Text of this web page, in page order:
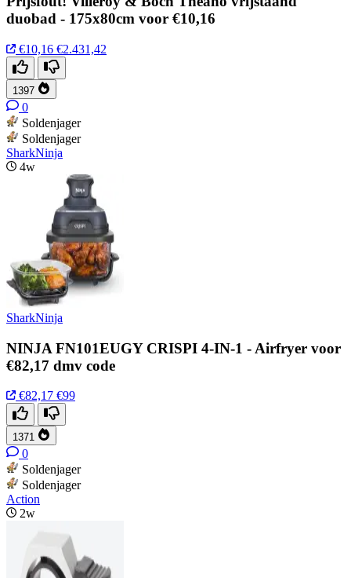
duobad - 175x80cm voor €10,16
€10,16 €2.431,42
1397
0
Soldenjager
Soldenjager
SharkNinja
4w
SharkNinja
NINJA FN101EUGY CRISPI 4-IN-1 - Airfryer voor
€82,17 dmv code
€82,17 €99
1371
0
Soldenjager
Soldenjager
Action
2w